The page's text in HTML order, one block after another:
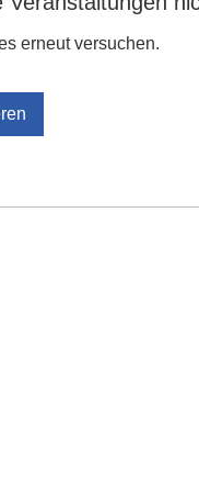
erneut versuchen.